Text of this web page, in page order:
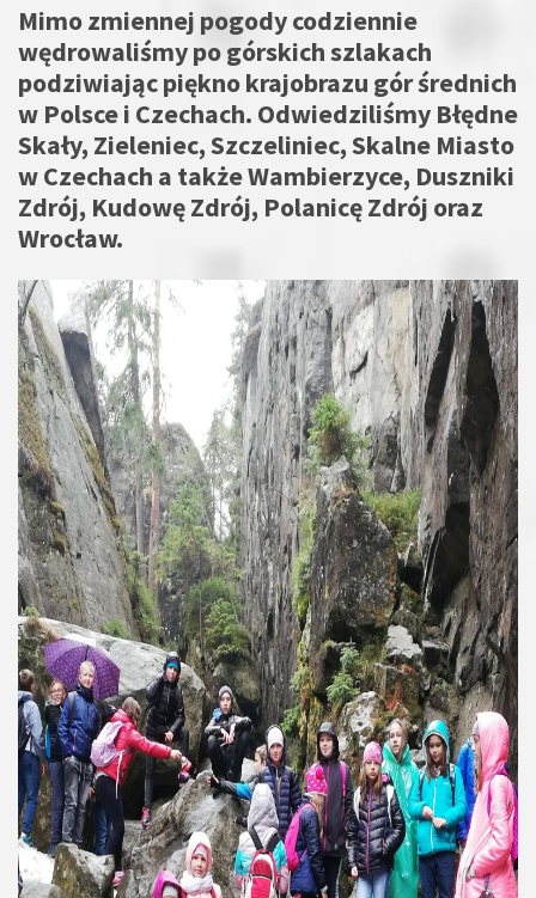
Mimo zmiennej pogody codziennie
wędrowaliśmy po górskich szlakach
podziwiając piękno krajobrazu gór średnich
w Polsce i Czechach. Odwiedziliśmy Błędne
Skały, Zieleniec, Szczeliniec, Skalne Miasto
w Czechach a także Wambierzyce, Duszniki
Zdrój, Kudowę Zdrój, Polanicę Zdrój oraz
Wrocław.